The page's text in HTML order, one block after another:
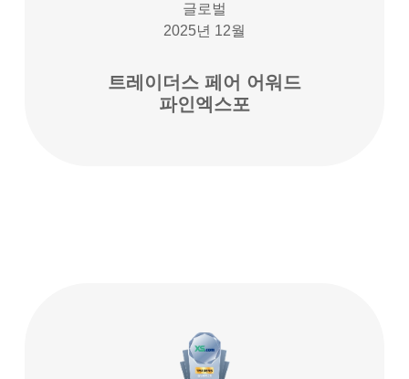
글로벌
2025년 12월
트레이더스 페어 어워드
파인엑스포